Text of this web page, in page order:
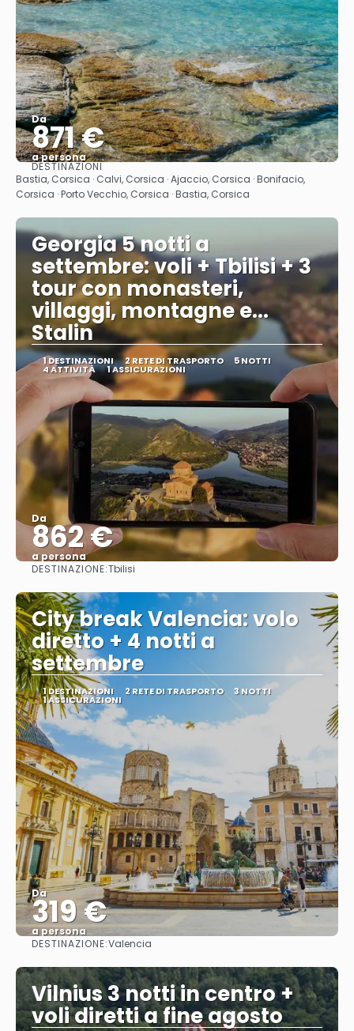
Da
871 €
a persona
Vedere
DESTINAZIONI
Bastia, Corsica · Calvi, Corsica · Ajaccio, Corsica · Bonifacio,
Corsica · Porto Vecchio, Corsica · Bastia, Corsica
Georgia 5 notti a
settembre: voli + Tbilisi + 3
tour con monasteri,
villaggi, montagne e...
Stalin
1 DESTINAZIONI 2 RETE DI TRASPORTO 5 NOTTI
4 ATTIVITÀ 1 ASSICURAZIONI
Da
862 €
a persona
DESTINAZIONE:Tbilisi
City break Valencia: volo
diretto + 4 notti a
settembre
1 DESTINAZIONI 2 RETE DI TRASPORTO 3 NOTTI
1 ASSICURAZIONI
Da
319 €
a persona
DESTINAZIONE:Valencia
Vilnius 3 notti in centro +
voli diretti a fine agosto